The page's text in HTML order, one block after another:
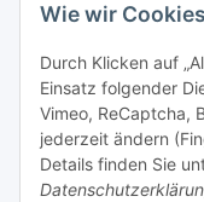
Wie wir
Durch Klicken auf
Einsatz folgender
Vimeo, ReCaptcha,
jederzeit ändern
Details finden Sie